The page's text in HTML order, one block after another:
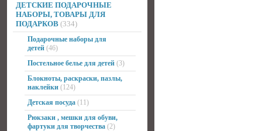
ДЕТСКИЕ ПОДАРОЧНЫЕ
НАБОРЫ, ТОВАРЫ ДЛЯ
ПОДАРКОВ (334)
Подарочные наборы для
детей (46)
Постельное белье для детей (3)
Блокноты, раскраски, пазлы,
наклейки (124)
Детская посуда (11)
Рюкзаки , мешки для обуви,
фартуки для творчества (2)